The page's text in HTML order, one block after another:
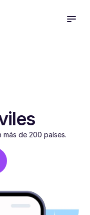
más de 200 países.